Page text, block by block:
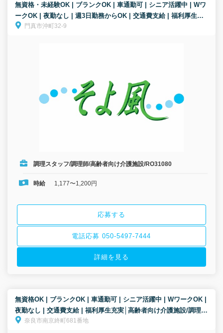
無資格・未経験OK | ブランクOK | 車通勤可 | シニア活躍中 | Wワ
ークOK | 夜勤なし | 週3日勤務からOK | 交通費支給 | 福利厚生充
実│高齢者向け介護施設/調理スタッフ/パート募集！【無資格・未
門真市沖町32-9
調理スタッフ/調理師/高齢者向け介護施設/RO31080
時給 1,177〜1,200円
応募する
電話応募 050-5497-7444
詳細を見る
無資格OK | ブランクOK | 車通勤可 | シニア活躍中 | WワークOK |
夜勤なし | 交通費支給 | 福利厚生充実│高齢者向け介護施設/調理ス
タッフ/パート募集！【無資格・未経験歓迎！】
奈良市南京終町681番地